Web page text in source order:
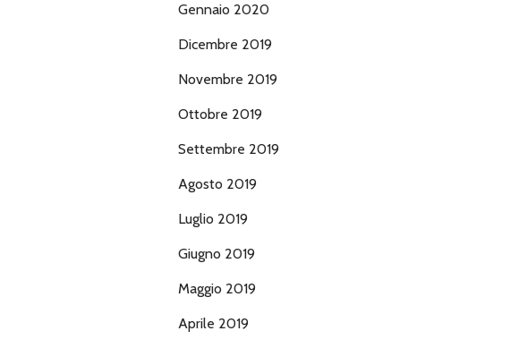
Gennaio 2020
Dicembre 2019
Novembre 2019
Ottobre 2019
Settembre 2019
Agosto 2019
Luglio 2019
Giugno 2019
Maggio 2019
Aprile 2019